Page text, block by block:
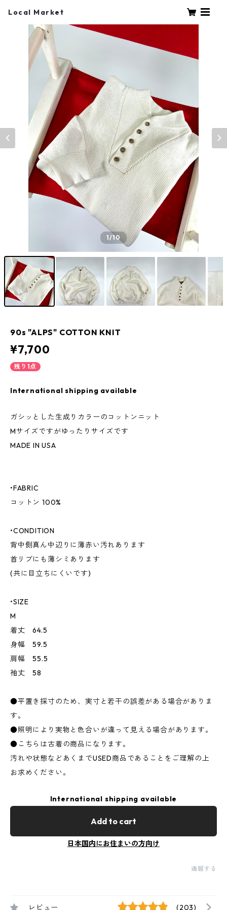
Local Market
1/10
90s "ALPS" COTTON KNIT
¥7,700
残り1点
International shipping available
ガシッとした生成りカラーのコットンニット
Mサイズですがゆったりサイズです
MADE IN USA
•FABRIC
コットン 100%
•CONDITION
背中側真ん中辺りに薄赤い汚れあります
首リブにも薄シミあります
(共に目立ちにくいです)
•SIZE
M
着丈 64.5
身幅 59.5
肩幅 55.5
袖丈 58
●平置き採寸のため、実寸と若干の誤差がある場合がありま
す。
●照明により実物と色合いが違って見える場合があります。
●こちらは古着の商品になります。
汚れや状態などあくまでUSED商品であることをご理解の上
お求めください。
International shipping available
Add to cart
日本国内にお住まいの方向け
通報する
レビュー (203)